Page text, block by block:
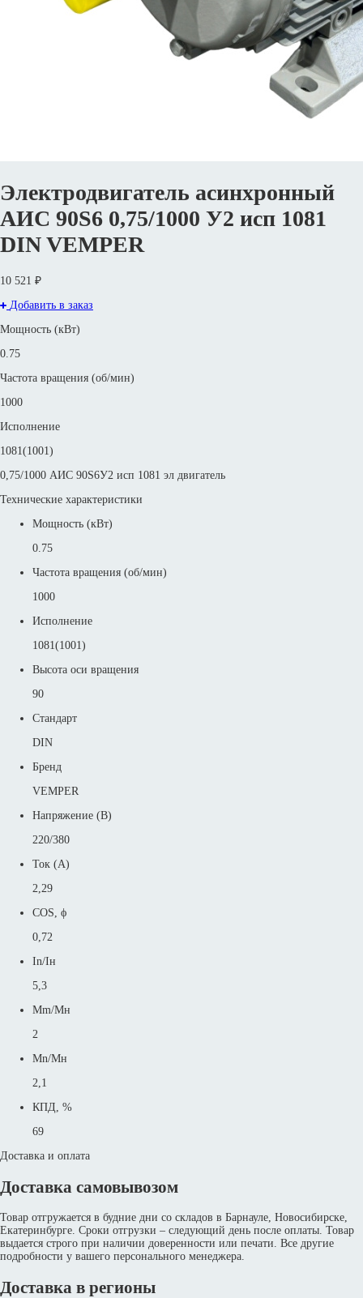
Электродвигатель асинхронный
АИС 90S6 0,75/1000 У2 исп 1081
DIN VEMPER
10 521 ₽
Добавить в заказ
Мощность (кВт)
0.75
Частота вращения (об/мин)
1000
Исполнение
1081(1001)
0,75/1000 АИС 90S6У2 исп 1081 эл двигатель
Технические характеристики
Мощность (кВт)
0.75
Частота вращения (об/мин)
1000
Исполнение
1081(1001)
Высота оси вращения
90
Стандарт
DIN
Бренд
VEMPER
Напряжение (В)
220/380
Ток (А)
2,29
COS, ϕ
0,72
In/Iн
5,3
Mm/Mн
2
Mn/Mн
2,1
КПД, %
69
Доставка и оплата
Доставка самовывозом
Товар отгружается в будние дни со складов в Барнауле, Новосибирске,
Екатеринбурге. Сроки отгрузки – следующий день после оплаты. Товар
выдается строго при наличии доверенности или печати. Все другие
подробности у вашего персонального менеджера.
Доставка в регионы